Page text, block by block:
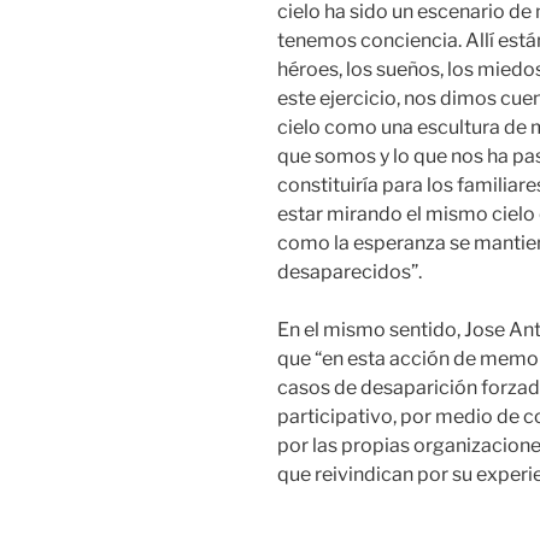
cielo ha sido un escenario
tenemos conciencia. Allí
héroes, los sueños, los
este ejercicio, nos dimos
cielo como una escultura de
que somos y lo que nos ha
constituiría para los
estar mirando el mismo
como la esperanza se
desaparecidos”.
En el mismo sentido, Jose
que “en esta acción de
casos de desaparición
participativo, por medio de
por las propias
que reivindican por su